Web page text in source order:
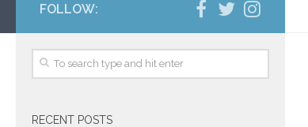
FOLLOW:
RECENT POSTS